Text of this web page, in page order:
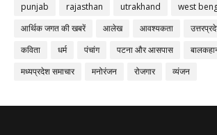
punjab
rajasthan utrakhand
west
आर्थिक जगत की खबरें
आलेख आवश्यकता
कविता
धर्म पंचांग पटना और आसपास
मध्यप्रदेश समाचार
मनोरंजन रोजगार व्यंजन